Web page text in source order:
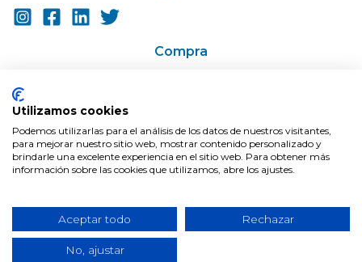
Compra
Super-descuentos / Cupones
En Oferta
Condiciones de compra
Envíos
© 2026 Blog farmaciabarata | Todos los derechos reservados.
Utilizamos cookies
Podemos utilizarlas para el análisis de los datos de nuestros visitantes,
para mejorar nuestro sitio web, mostrar contenido personalizado y
brindarle una excelente experiencia en el sitio web. Para obtener más
información sobre las cookies que utilizamos, abre los ajustes.
Aceptar todo Rechazar
No, ajustar